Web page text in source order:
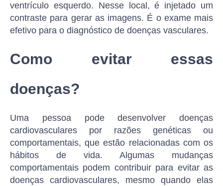
ventrículo esquerdo. Nesse local, é injetado um
contraste para gerar as imagens. É o exame mais
efetivo para o diagnóstico de doenças vasculares.
Como evitar essas
doenças?
Uma pessoa pode desenvolver doenças
cardiovasculares por razões genéticas ou
comportamentais, que estão relacionadas com os
hábitos de vida. Algumas mudanças
comportamentais podem contribuir para evitar as
doenças cardiovasculares, mesmo quando elas